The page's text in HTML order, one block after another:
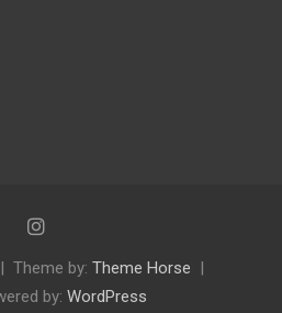
Theme by: Theme Horse
by: WordPress